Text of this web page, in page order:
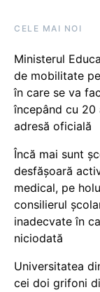
CELE MAI NOI
Ministerul
de mobilitate
în care se va
începând cu 20
adresă oficială
Încă mai sunt
desfășoară
medical, pe
consilierul
inadecvate în
niciodată
Universitatea
cei doi grifoni